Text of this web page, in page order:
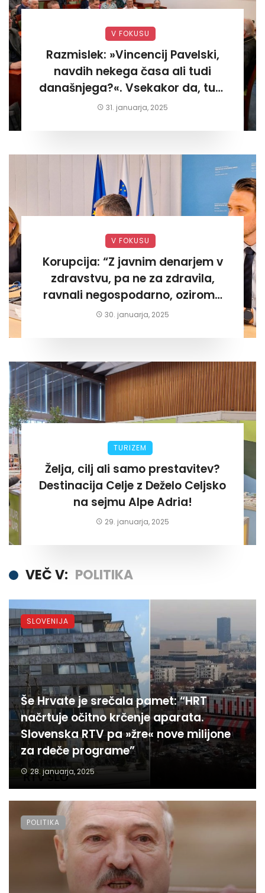
V FOKUSU
Razmislek: »Vincencij Pavelski,
navdih nekega časa ali tudi
današnjega?«. Vsekakor da, tudi
današnjega«
31. januarja, 2025
V FOKUSU
Korupcija: “Z javnim denarjem v
zdravstvu, pa ne za zdravila,
ravnali negospodarno, oziroma
za lastni žep. Tokrat na Žalskem«
30. januarja, 2025
TURIZEM
Želja, cilj ali samo prestavitev?
Destinacija Celje z Deželo Celjsko
na sejmu Alpe Adria!
29. januarja, 2025
VEČ V: POLITIKA
Še Hrvate je srečala pamet: “HRT
načrtuje očitno krčenje aparata.
Slovenska RTV pa »žre« nove milijone
za rdeče programe”
28. januarja, 2025
SLOVENIJA
POLITIKA